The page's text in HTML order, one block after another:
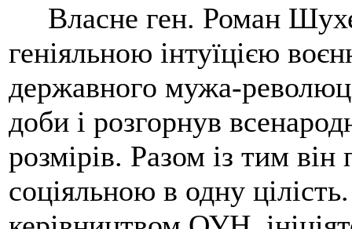
Власне ген. Роман
геніяльною інтуїцією
державного мужа-
доби і розгорнув
розмірів. Разом із тим
соціяльною в одну